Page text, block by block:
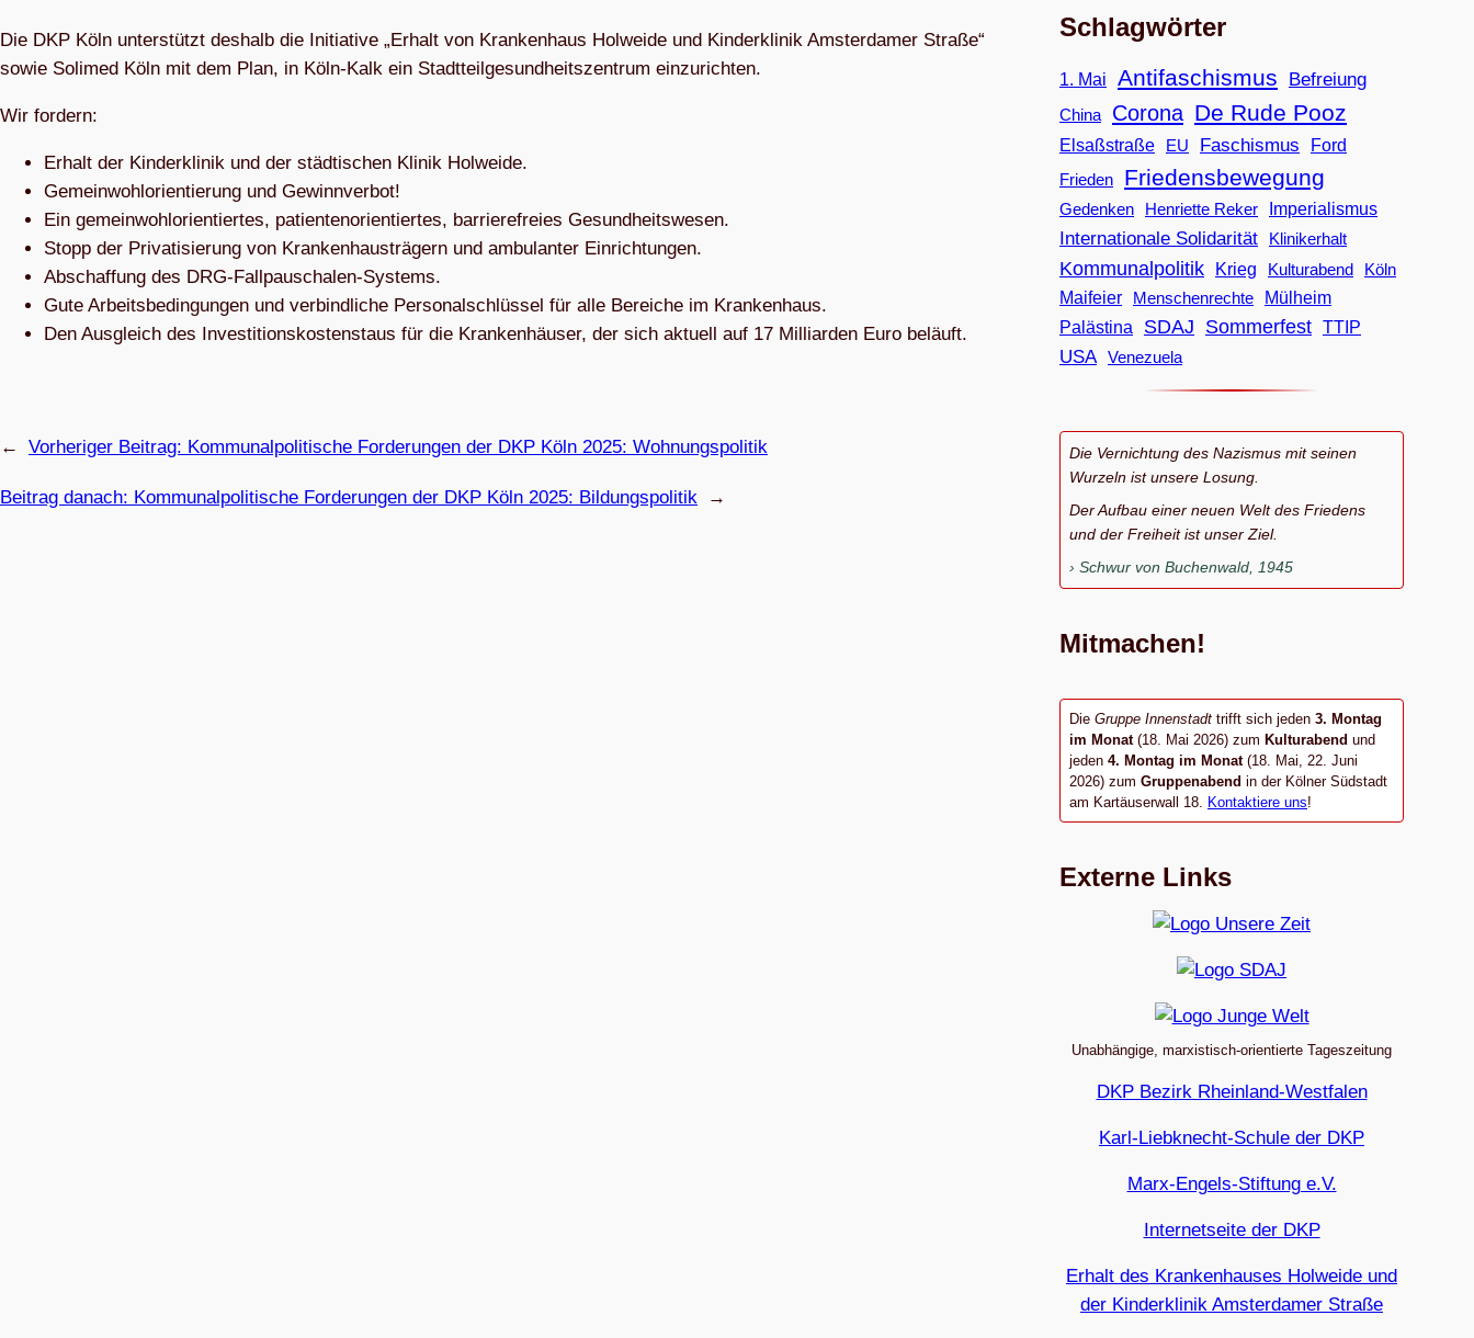
Die DKP Köln unter­stützt des­halb die Initia­tive „Erhalt von Kran­ken­haus Hol­weide und Kin­der­kli­nik Ams­ter­da­mer Straße“
sowie Soli­med Köln mit dem Plan, in Köln-Kalk ein Stadt­teil­ge­sund­heits­zen­trum einzurichten.
Wir for­dern:
Erhalt der Kin­der­kli­nik und der städ­ti­schen Kli­nik Holweide.
Gemein­wohl­ori­en­tie­rung und Gewinnverbot!
Ein gemein­wohl­ori­en­tier­tes, pati­en­ten­ori­en­tier­tes, bar­rie­re­freies Gesundheitswesen.
Stopp der Pri­va­ti­sie­rung von Kran­ken­haus­trä­gern und ambu­lan­ter Einrichtungen.
Abschaf­fung des DRG-Fallpauschalen-Systems.
Gute Arbeits­be­din­gun­gen und ver­bind­li­che Per­so­nal­schlüs­sel für alle Berei­che im Krankenhaus.
Den Aus­gleich des Inves­ti­ti­ons­kos­ten­staus für die Kran­ken­häu­ser, der sich aktu­ell auf 17 Mil­li­ar­den Euro beläuft.
← Vorheriger Beitrag: Kom­mu­nal­po­li­ti­sche For­de­run­gen der DKP Köln 2025: Wohnungspolitik
Beitrag danach: Kom­mu­nal­po­li­ti­sche For­de­run­gen der DKP Köln 2025: Bildungspolitik →
Schlagwörter
1. Mai Antifaschismus Befreiung
China Corona De Rude Pooz
Elsaßstraße EU Faschismus
Ford
Frieden
Friedensbewegung
Gedenken Henriette Reker Imperialismus
Internationale Solidarität Klinikerhalt
Kommunalpolitik Krieg Kulturabend
Köln
Maifeier
Menschenrechte
Mülheim
Palästina
SDAJ Sommerfest TTIP
USA Venezuela
Die Vernichtung des Nazismus mit seinen
Wurzeln ist unsere Losung.
Der Aufbau einer neuen Welt des Friedens
und der Freiheit ist unser Ziel.
Schwur von Buchenwald, 1945
Mitmachen!
Die Gruppe Innenstadt trifft sich jeden 3. Montag
im Monat (18. Mai 2026) zum Kulturabend und
jeden 4. Montag im Monat(18. Mai, 22. Juni
2026) zum Gruppenabend in der Kölner Südstadt
am Kartäuserwall 18.
Kontaktiere uns!
Externe Links
Unabhängige, marxistisch-orientierte Tageszeitung
DKP Bezirk Rheinland-Westfalen
Karl-Liebknecht-Schule der DKP
Marx-Engels-Stiftung e.V.
Internetseite der DKP
Erhalt des Krankenhauses Holweide und
der Kinderklinik Amsterdamer Straße